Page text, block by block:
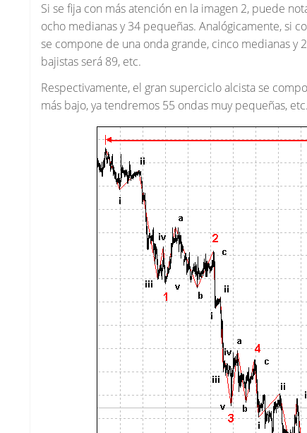
Si se fija con más atención en la imagen 2, puede
ocho medianas y 34 pequeñas. Analógicamente, si
se compone de una onda grande, cinco medianas y
bajistas será 89, etc.
Respectivamente, el gran superciclo alcista se
más bajo, ya tendremos 55 ondas muy pequeñas, etc.